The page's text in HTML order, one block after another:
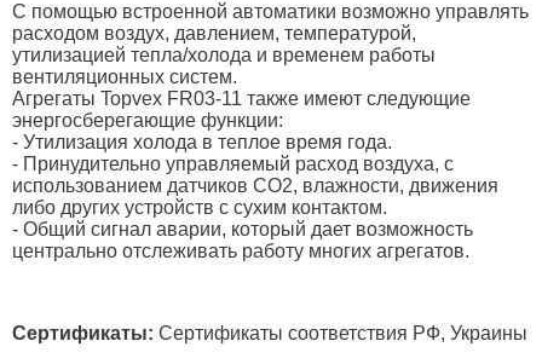
С помощью встроенной автоматики возможно управлять
расходом воздух, давлением, температурой,
утилизацией тепла/холода и временем работы
вентиляционных систем.
Агрегаты Topvex FR03-11 также имеют следующие
энергосберегающие функции:
- Утилизация холода в теплое время года.
- Принудительно управляемый расход воздуха, с
использованием датчиков CO2, влажности, движения
либо других устройств с сухим контактом.
- Общий сигнал аварии, который дает возможность
центрально отслеживать работу многих агрегатов.
Сертификаты: Сертификаты соответствия РФ, Украины